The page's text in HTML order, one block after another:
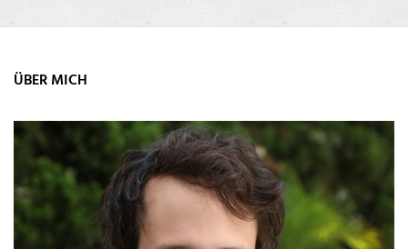
ÜBER MICH